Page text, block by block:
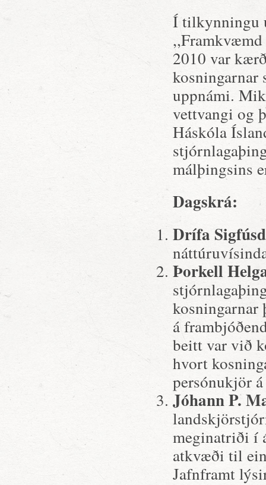
Í tilkynningu
2010 var
uppnámi.
vettvangi og
Háskóla
málþingsins
Dagskrá:
Drífa
Þorkell
kosningarnar
á
beitt var við
hvort
persónukjör
Jóhann P.
meginatriði í
atkvæði til
Jafnframt